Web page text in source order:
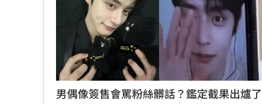
男偶像簽售會罵粉絲髒話？鑑定截果出爐了